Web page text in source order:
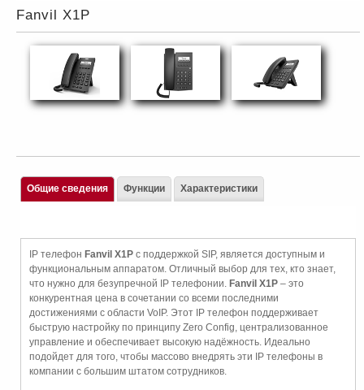
Fanvil Х1P
Общие сведения
IP телефон Fanvil X1P с поддержкой SIP, является доступным и
функциональным аппаратом. Отличный выбор для тех, кто знает,
что нужно для безупречной IP телефонии. Fanvil X1P – это
конкурентная цена в сочетании со всеми последними
достижениями с области VoIP. Этот IP телефон поддерживает
быструю настройку по принципу Zero Config, централизованное
управление и обеспечивает высокую надёжность. Идеально
подойдет для того, чтобы массово внедрять эти IP телефоны в
компании с большим штатом сотрудников.
Функции Характеристики